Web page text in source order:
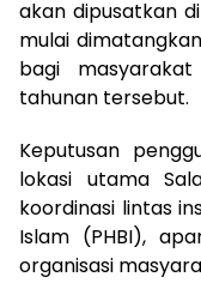
akan dipusatkan
mulai
bagi
tahunan tersebut.
Keputusan
lokasi utama
koordinasi lintas
Islam (PHBI),
organisasi